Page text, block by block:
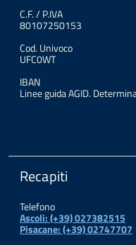
C.F. / P.IVA
80107250153
Cod. Univoco
UFC0WT
IBAN
Linee guida AGID.
Recapiti
Telefono
Ascoli: (+39) 027382515
Pisacane: (+39) 02747707